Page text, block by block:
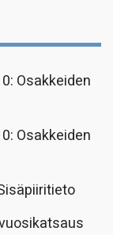
Osakkeiden
Osakkeiden